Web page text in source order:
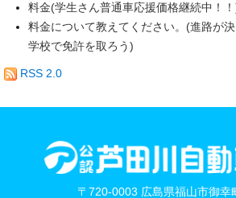
料金(学生さん普通車応援価格継続中！
料金について教えてください。(進路が
学校で免許を取ろう)
RSS 2.0
〒720-0003 広島県福山市御幸